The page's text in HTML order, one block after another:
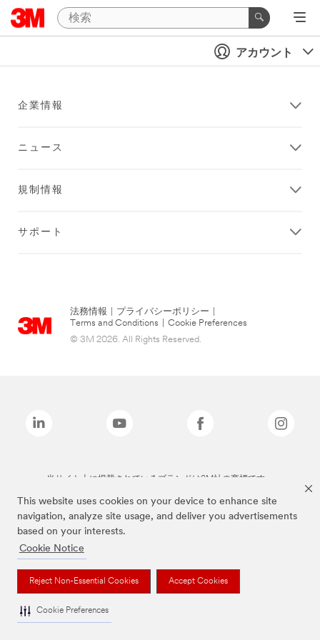
This website uses cookies on your device to enhance site
navigation, analyze site usage, and deliver you advertisements
based on your interests.
Cookie Notice
Reject Non-Essential Cookies Accept Cookies
Cookie Preferences
アカウント
企業情報
ニュース
規制情報
サポート
法務情報 プライバシーポリシー
Terms and Conditions
Cookie Preferences
© 3M 2026. All Rights Reserved.
当サイト上に掲載されているブランドは3M社の商標です。